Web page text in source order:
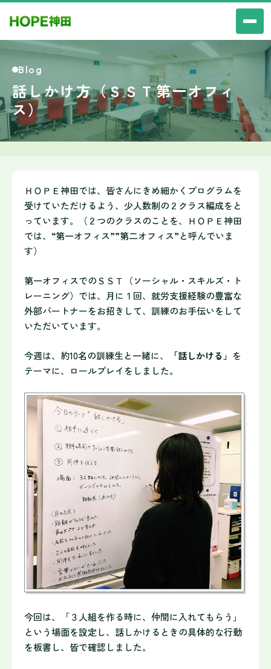
Blog
話しかけ方（ＳＳＴ第一オフィ
ス）
ＨＯＰＥ神田では、皆さんにきめ細かくプログラムを
受けていただけるよう、少人数制の２クラス編成をと
っています。（２つのクラスのことを、ＨＯＰＥ神田
では、“第一オフィス””第二オフィス”と呼んでいま
す）
第一オフィスでのＳＳＴ（ソーシャル・スキルズ・ト
レーニング）では、月に１回、就労支援経験の豊富な
外部パートナーをお招きして、訓練のお手伝いをして
いただいています。
今週は、約10名の訓練生と一緒に、 「話しかける」 を
テーマに、ロールプレイをしました。
今回は、「３人組を作る時に、仲間に入れてもらう」
という場面を設定し、話しかけるときの具体的な行動
を板書し、皆で確認しました。